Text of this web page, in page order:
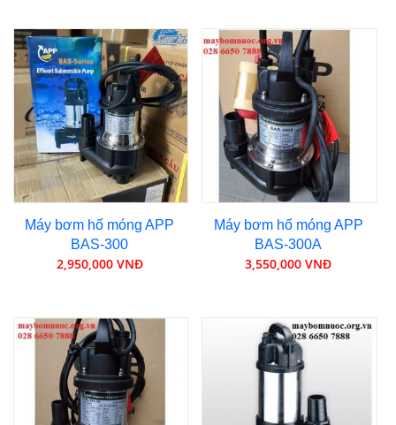
Máy bơm hố móng APP
BAS-300
2,950,000 VNĐ
Máy bơm hố móng APP
BAS-300A
3,550,000 VNĐ